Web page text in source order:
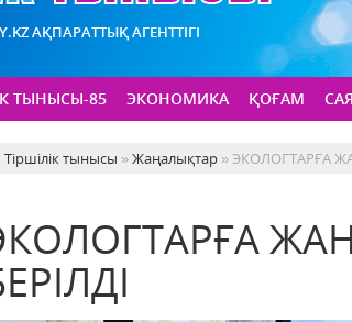
АҚПАРАТТЫҚ АГЕНТТІГІ
ТЫНЫСЫ-85 ЭКОНОМИКА ҚОҒАМ
Тіршілік тынысы »Жаңалықтар » ЭКОЛОГТАРҒА